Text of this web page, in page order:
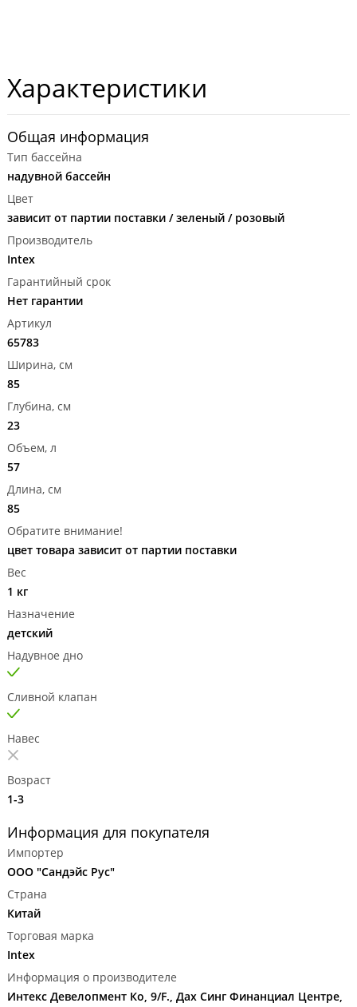
Характеристики
Общая информация
Тип бассейна
надувной бассейн
Цвет
зависит от партии поставки / зеленый / розовый
Производитель
Intex
Гарантийный срок
Нет гарантии
Артикул
65783
Ширина, см
85
Глубина, см
23
Объем, л
57
Длина, см
85
Обратите внимание!
цвет товара зависит от партии поставки
Вес
1 кг
Назначение
детский
Надувное дно
Сливной клапан
Навес
Возраст
1-3
Информация для покупателя
Импортер
ООО "Сандэйс Рус"
Страна
Китай
Торговая марка
Intex
Информация о производителе
Интекс Девелопмент Ко, 9/F., Дах Синг Финанциал Центре,